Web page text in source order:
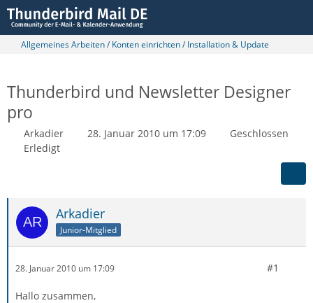
Allgemeines Arbeiten / Konten einrichten / Installation & Update
Thunderbird und Newsletter Designer
pro
Arkadier 28. Januar 2010 um 17:09
Geschlossen
Erledigt
Arkadier
Junior-Mitglied
28. Januar 2010 um 17:09 #1
Hallo zusammen,